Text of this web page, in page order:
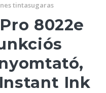
tintasugaras
8022e
Ink